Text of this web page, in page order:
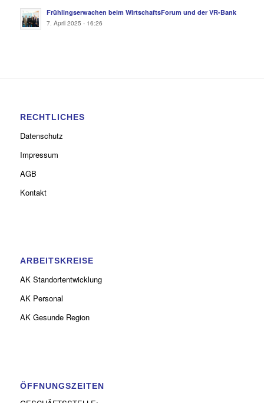
Frühlingserwachen beim WirtschaftsForum und der VR-Bank
7. April 2025 - 16:26
RECHTLICHES
Datenschutz
Impressum
AGB
Kontakt
ARBEITSKREISE
AK Standortentwicklung
AK Personal
AK Gesunde Region
ÖFFNUNGSZEITEN